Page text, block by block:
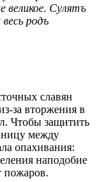
великое. Сулятъ
родъ
славян
за вторжения в
Чтобы защитить
между
опахивания:
наподобие
пожаров.